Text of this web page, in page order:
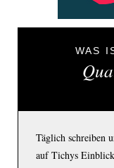
WAS
Täglich schreiben
auf Tichys